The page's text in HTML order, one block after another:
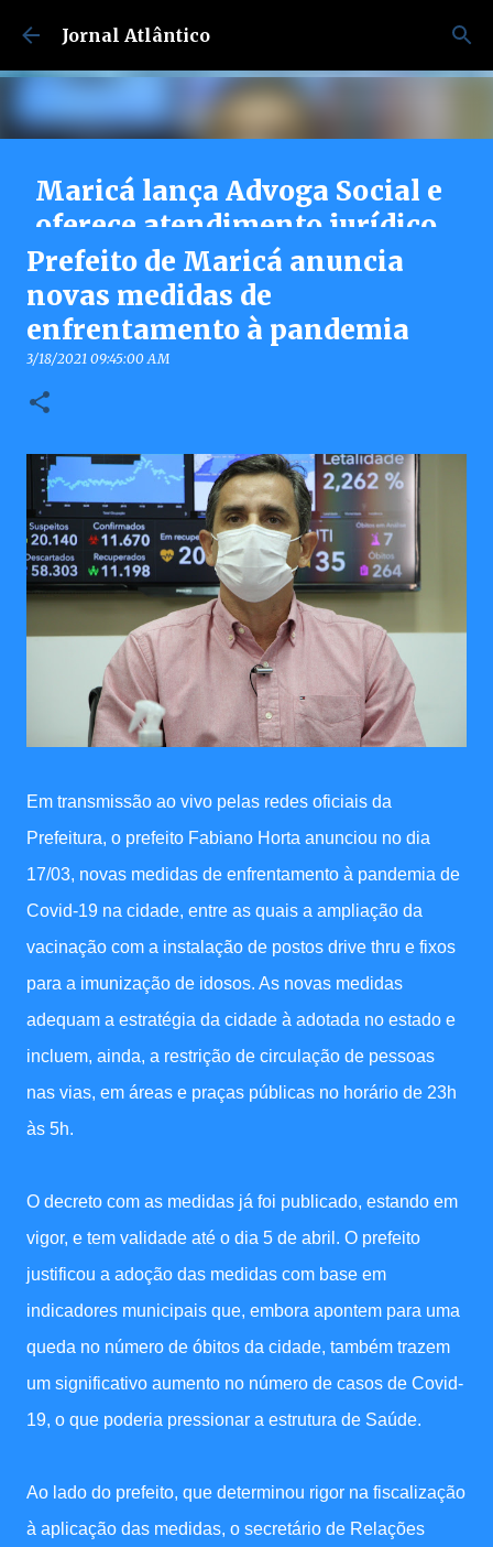
Pular para o conteúdo principal
Jornal Atlântico
Maricá lança Advoga Social e
oferece atendimento jurídico
gratuito e online 24h para
moradores
7/30/2026 04:53:00 PM
0
Prefeito de Maricá anuncia
novas medidas de
enfrentamento à pandemia
3/18/2021 09:45:00 AM
Em transmissão ao vivo pelas redes oficiais da
Prefeitura, o prefeito Fabiano Horta anunciou no dia
17/03, novas medidas de enfrentamento à pandemia de
Covid-19 na cidade, entre as quais a ampliação da
vacinação com a instalação de postos drive thru e fixos
para a imunização de idosos. As novas medidas
adequam a estratégia da cidade à adotada no estado e
incluem, ainda, a restrição de circulação de pessoas
nas vias, em áreas e praças públicas no horário de 23h
às 5h.
O decreto com as medidas já foi publicado, estando em
vigor, e tem validade até o dia 5 de abril. O prefeito
justificou a adoção das medidas com base em
indicadores municipais que, embora apontem para uma
queda no número de óbitos da cidade, também trazem
um significativo aumento no número de casos de Covid-
19, o que poderia pressionar a estrutura de Saúde.
Ao lado do prefeito, que determinou rigor na fiscalização
à aplicação das medidas, o secretário de Relações